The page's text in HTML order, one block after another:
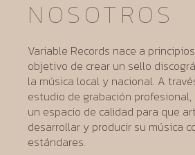
NOSOTROS
Variable Records nace a
objetivo de crear un sello
la música local y nacional. A
estudio de grabación
un espacio de calidad para que
desarrollar y producir su música
estándares.